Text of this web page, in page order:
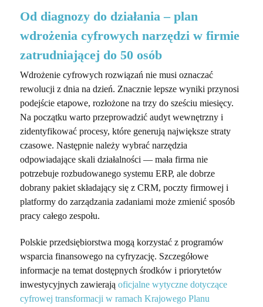
Od diagnozy do działania – plan
wdrożenia cyfrowych narzędzi w firmie
zatrudniającej do 50 osób
Wdrożenie cyfrowych rozwiązań nie musi oznaczać
rewolucji z dnia na dzień. Znacznie lepsze wyniki przynosi
podejście etapowe, rozłożone na trzy do sześciu miesięcy.
Na początku warto przeprowadzić audyt wewnętrzny i
zidentyfikować procesy, które generują największe straty
czasowe. Następnie należy wybrać narzędzia
odpowiadające skali działalności —mała firma nie
potrzebuje rozbudowanego systemu ERP, ale dobrze
dobrany pakiet składający się z CRM, poczty firmowej i
platformy do zarządzania zadaniami może zmienić sposób
pracy całego zespołu.
Polskie przedsiębiorstwa mogą korzystać z programów
wsparcia finansowego na cyfryzację. Szczegółowe
informacje na temat dostępnych środków i priorytetów
inwestycyjnych zawierają oficjalne wytyczne dotyczące
cyfrowej transformacji w ramach Krajowego Planu